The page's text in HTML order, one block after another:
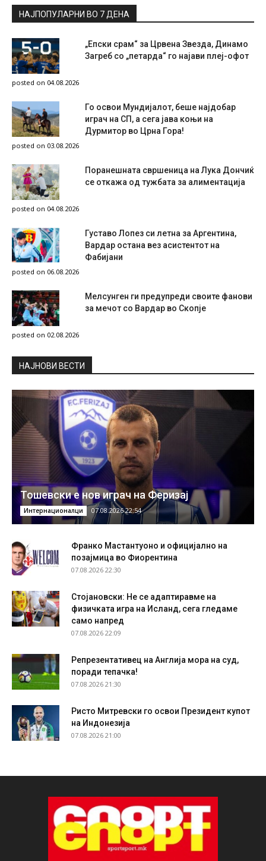
НАЈПОПУЛАРНИ ВО 7 ДЕНА
„Епски срам“ за Црвена Звезда, Динамо
Загреб со „петарда“ го најави плеј-офот
posted on 04.08.2026
Го освои Мундијалот, беше најдобар
играч на СП, а сега јава коњи на
Дурмитор во Црна Гора!
posted on 03.08.2026
Поранешната свршеница на Лука Дончиќ
се откажа од тужбата за алиментација
posted on 04.08.2026
Густаво Лопез си летна за Аргентина,
Вардар остана вез асистентот на
Фабијани
posted on 06.08.2026
Мелсунген ги предупреди своите фанови
за мечот со Вардар во Скопје
posted on 02.08.2026
НAЈНОВИ ВЕСТИ
Тошевски е нов играч на Феризај
Интернационалци 07.08.2026 22:54
Франко Мастантуоно и официјално на
позајмица во Фиорентина
07.08.2026 22:30
Стојановски: Не се адаптиравме на
физичката игра на Исланд, сега гледаме
само напред
07.08.2026 22:09
Репрезентативец на Англија мора на суд,
поради тепачка!
07.08.2026 21:30
Ристо Митревски го освои Президент купот
на Индонезија
07.08.2026 21:00